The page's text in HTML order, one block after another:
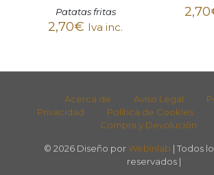
Patatas fritas
2,70€ Iva inc.
2,70
Acerca de Aviso Legal
Privacidad
Política de Cookies
Compra y Devolución
© 2026 Diseño por Webinlab | Todos
reservados |